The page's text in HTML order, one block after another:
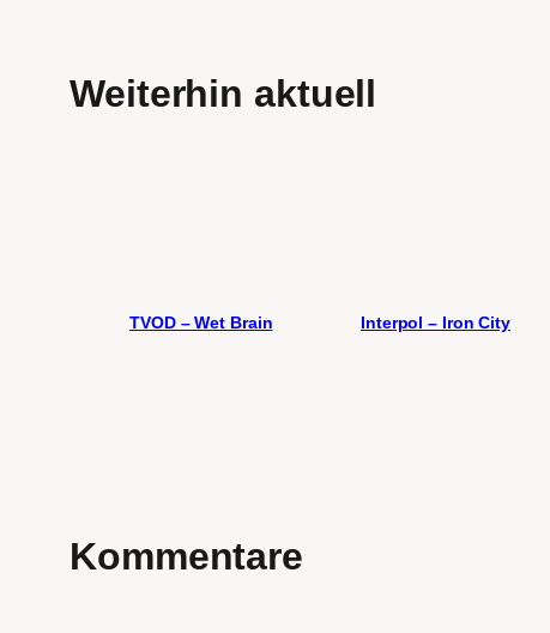
Weiterhin aktuell
TVOD – Wet Brain Interpol – Iron City
Kommentare